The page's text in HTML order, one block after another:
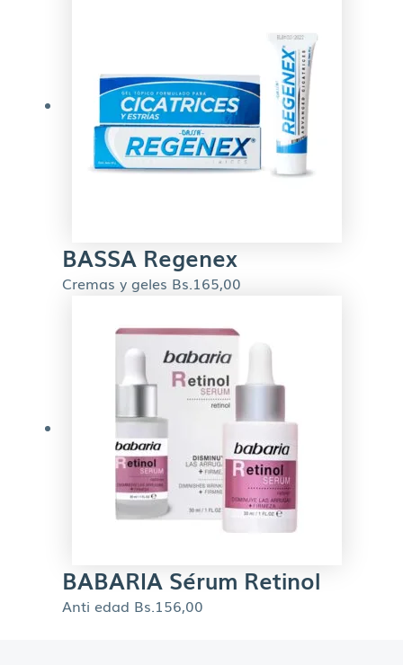
BASSA Regenex
Cremas y geles Bs.165,00
BABARIA Sérum Retinol
Anti edad Bs.156,00